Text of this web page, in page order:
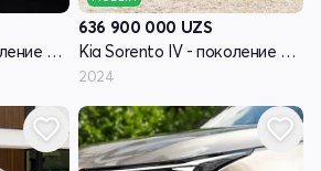
Kia Sorento IV - поколение рестайлинг
636 900 000 UZS
Kia Sorento IV - поколение рестайлинг
2024